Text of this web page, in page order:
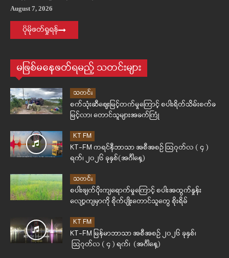
August 7, 2026
ပိုမိုဖတ်ရှုရန်
မဖြစ်မနေဖတ်ရမည့် သတင်းများ
သတင်း
စက်သုံးဆီဈေးမြင့်တက်မှုကြောင့် စပါးရိတ်သိမ်းစက်ခ
မြင့်လာ၊ တောင်သူများအခက်ကြုံ
KT FM
KT-FM ကရင်နီဘာသာ အစီအစဉ် ဩဂုတ်လ ( ၄ )
ရက်၊ ၂၀၂၆ ခုနှစ်(အင်္ဂါနေ့)
သတင်း
စပါးဖျက်ပိုးကျရောက်မှုကြောင့် စပါးအထွက်နှုန်း
လျော့ကျမှာကို စိုက်ပျိုးတောင်သူတွေ စိုးရိမ်
KT FM
KT-FM မြန်မာဘာသာ အစီအစဉ် ၂၀၂၆ ခုနှစ်၊
ဩဂုတ်လ ( ၄ ) ရက်၊ (အင်္ဂါနေ့)